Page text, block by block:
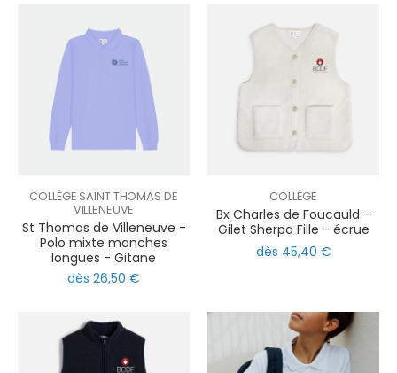
COLLÈGE SAINT THOMAS DE
VILLENEUVE
St Thomas de Villeneuve -
Polo mixte manches
longues - Gitane
dès 26,50 €
COLLÈGE
Bx Charles de Foucauld -
Gilet Sherpa Fille - écrue
dès 45,40 €